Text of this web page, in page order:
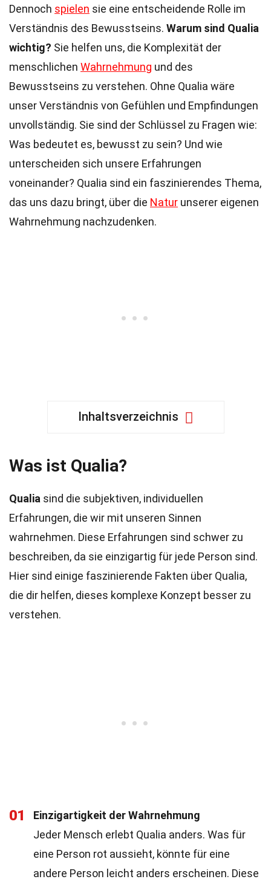
Dennoch spielen sie eine entscheidende Rolle im
Verständnis des Bewusstseins. Warum sind Qualia
wichtig? Sie helfen uns, die Komplexität der
menschlichen Wahrnehmung und des
Bewusstseins zu verstehen. Ohne Qualia wäre
unser Verständnis von Gefühlen und Empfindungen
unvollständig. Sie sind der Schlüssel zu Fragen wie:
Was bedeutet es, bewusst zu sein? Und wie
unterscheiden sich unsere Erfahrungen
voneinander? Qualia sind ein faszinierendes Thema,
das uns dazu bringt, über die Natur unserer eigenen
Wahrnehmung nachzudenken.
Inhaltsverzeichnis
Was ist Qualia?
Qualia sind die subjektiven, individuellen
Erfahrungen, die wir mit unseren Sinnen
wahrnehmen. Diese Erfahrungen sind schwer zu
beschreiben, da sie einzigartig für jede Person sind.
Hier sind einige faszinierende Fakten über Qualia,
die dir helfen, dieses komplexe Konzept besser zu
verstehen.
01
Einzigartigkeit der Wahrnehmung
Jeder Mensch erlebt Qualia anders. Was für
eine Person rot aussieht, könnte für eine
andere Person leicht anders erscheinen. Diese